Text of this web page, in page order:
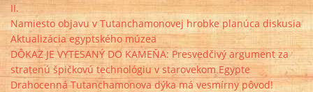
II.
Namiesto objavu v Tutanchamonovej hrobke planúca diskusia
Aktualizácia egyptského múzea
DÔKAZ JE VYTESANÝ DO KAMEŇA: Presvedčivý argument za
stratenú špičkovú technológiu v starovekom Egypte
Drahocenná Tutanchamonova dýka má vesmírny pôvod!